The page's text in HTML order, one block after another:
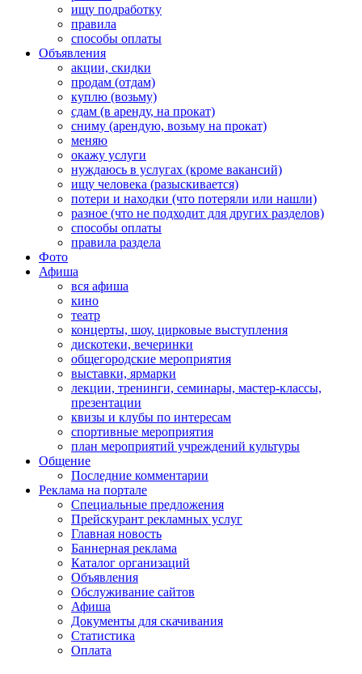
ищу подработку
правила
способы оплаты
Объявления
акции, скидки
продам (отдам)
куплю (возьму)
сдам (в аренду, на прокат)
сниму (арендую, возьму на прокат)
меняю
окажу услуги
нуждаюсь в услугах (кроме вакансий)
ищу человека (разыскивается)
потери и находки (что потеряли или нашли)
разное (что не подходит для других разделов)
способы оплаты
правила раздела
Фото
Афиша
вся афиша
кино
театр
концерты, шоу, цирковые выступления
дискотеки, вечеринки
общегородские мероприятия
выставки, ярмарки
лекции, тренинги, семинары, мастер-классы,
презентации
квизы и клубы по интересам
спортивные мероприятия
план мероприятий учреждений культуры
Общение
Последние комментарии
Реклама на портале
Специальные предложения
Прейскурант рекламных услуг
Главная новость
Баннерная реклама
Каталог организаций
Объявления
Обслуживание сайтов
Афиша
Документы для скачивания
Статистика
Оплата